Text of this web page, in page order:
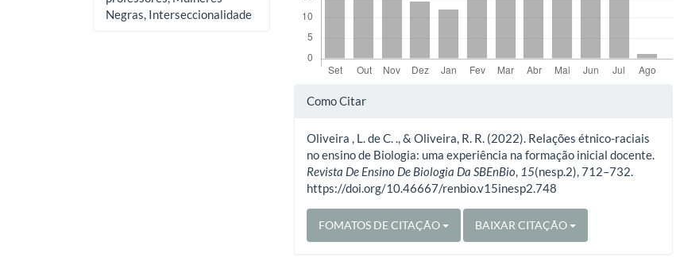
Negras, Interseccionalidade
Detalhes
artigo
Como Citar
Oliveira , L. de C. ., & Oliveira, R. R. (2022). Relações étnico-raciais
no ensino de Biologia: uma experiência na formação inicial docente.
Revista De Ensino De Biologia Da SBEnBio, 15(nesp.2), 712–732.
https://doi.org/10.46667/renbio.v15inesp2.748
FOMATOS DE CITAÇÃO BAIXAR CITAÇÃO